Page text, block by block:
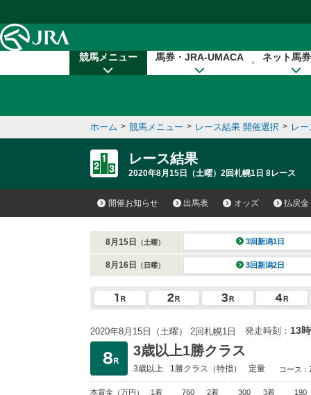
競馬メニュー 馬券・JRA-UMACA ネット馬
ホーム > 競馬メニュー > レース結果 開催選択 > レ
レース結果
2020年8月15日（土曜）2回札幌1日 8レース
開催お知らせ 出馬表 オッズ 払戻金
8月15日 （土曜） 3回新潟1日
8月16日 （日曜） 3回新潟2日
2020年8月15日（土曜） 2回札幌1日 発走時刻： 13
3歳以上1勝クラス
3歳以上 1勝クラス （特指） 定量 コース：
本賞金 （万円） 1着 760 2着 300 3着 190